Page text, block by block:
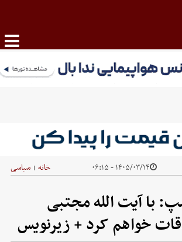
۱۴۰۵/۰۳/۱۴ - ۰۶:۱۵ خانه | سیاسی
با آیت الله مجتبی
خواهم کرد + زیرنویس